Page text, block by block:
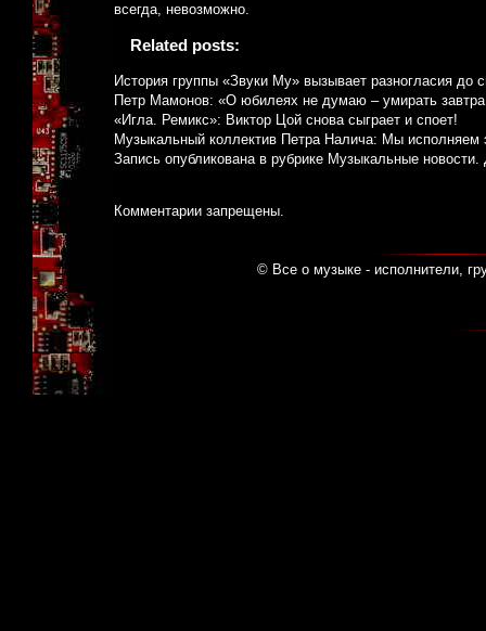
всегда, невозможно.
Related posts:
История группы «Звуки Му» вызывает разногласия до
Петр Мамонов: «О юбилеях не думаю – умирать
«Игла. Ремикс»: Виктор Цой снова сыграет и споет!
Музыкальный коллектив Петра Налича: Мы исполняем
Запись опубликована в рубрике Музыкальные новости.
Комментарии запрещены.
© Все о музыке - исполнители,